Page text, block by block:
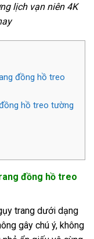
lịch vạn niên 4K
đồng hồ treo
hồ treo tường
đồng hồ treo
trang dưới dạng
gây chú ý, không